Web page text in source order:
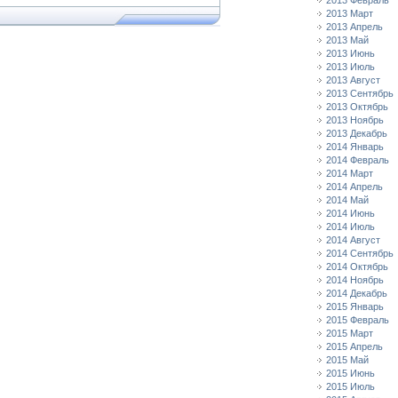
2013 Март
2013 Апрель
2013 Май
2013 Июнь
2013 Июль
2013 Август
2013 Сентябрь
2013 Октябрь
2013 Ноябрь
2013 Декабрь
2014 Январь
2014 Февраль
2014 Март
2014 Апрель
2014 Май
2014 Июнь
2014 Июль
2014 Август
2014 Сентябрь
2014 Октябрь
2014 Ноябрь
2014 Декабрь
2015 Январь
2015 Февраль
2015 Март
2015 Апрель
2015 Май
2015 Июнь
2015 Июль